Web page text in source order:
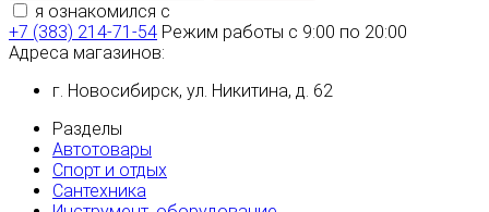
я ознакомился с
+7 (383) 214-71-54 Режим работы с 9:00 по 20:00
Адреса магазинов:
г. Новосибирск, ул. Никитина, д. 62
Разделы
Автотовары
Спорт и отдых
Сантехника